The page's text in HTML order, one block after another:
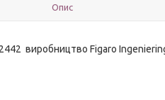
Опис
виробництво Figaro